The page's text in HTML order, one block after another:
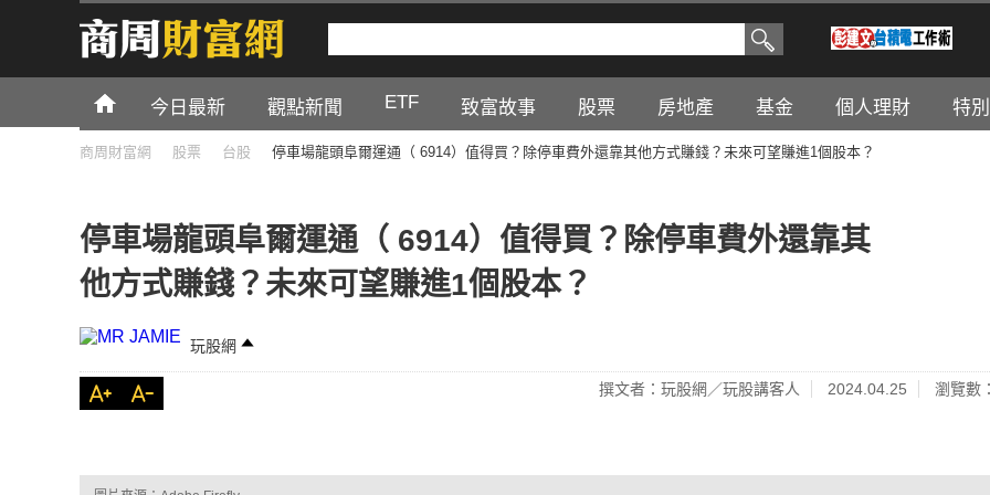
今日最新 觀點新聞 ETF 致富故事 股票 房地產 基金 個人理財 特
商周財富網 股票 台股 停車場龍頭阜爾運通（ 6914）值得買？除停車費外還靠其他方式賺錢？未來可望賺進1個股本？
停車場龍頭阜爾運通（ 6914）值得買？除停車費外還靠其
他方式賺錢？未來可望賺進1個股本？
玩股網
撰文者：玩股網／玩股講客人 2024.04.25 瀏覽數